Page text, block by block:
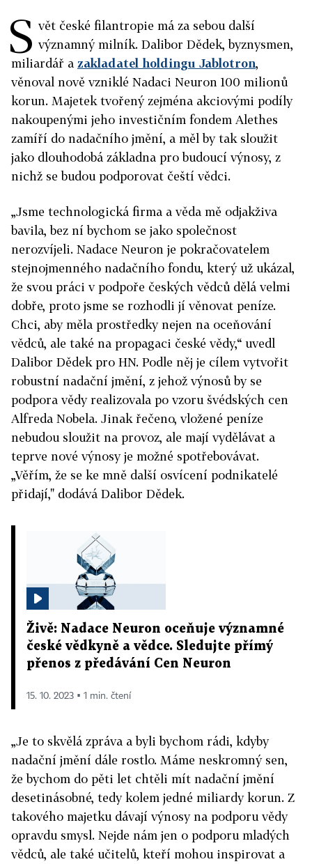
S vět české filantropie má za sebou další
významný milník. Dalibor Dědek, byznysmen,
miliardář a zakladatel holdingu Jablotron,
věnoval nově vzniklé Nadaci Neuron 100 milionů
korun. Majetek tvořený zejména akciovými podíly
nakoupenými jeho investičním fondem Alethes
zamíří do nadačního jmění, a měl by tak sloužit
jako dlouhodobá základna pro budoucí výnosy, z
nichž se budou podporovat čeští vědci.
„Jsme technologická firma a věda mě odjakživa
bavila, bez ní bychom se jako společnost
nerozvíjeli. Nadace Neuron je pokračovatelem
stejnojmenného nadačního fondu, který už ukázal,
že svou práci v podpoře českých vědců dělá velmi
dobře, proto jsme se rozhodli jí věnovat peníze.
Chci, aby měla prostředky nejen na oceňování
vědců, ale také na propagaci české vědy,“ uvedl
Dalibor Dědek pro HN. Podle něj je cílem vytvořit
robustní nadační jmění, z jehož výnosů by se
podpora vědy realizovala po vzoru švédských cen
Alfreda Nobela. Jinak řečeno, vložené peníze
nebudou sloužit na provoz, ale mají vydělávat a
teprve nové výnosy je možné spotřebovávat.
„Věřím, že se ke mně další osvícení podnikatelé
přidají," dodává Dalibor Dědek.
Živě: Nadace Neuron oceňuje významné
české vědkyně a vědce. Sledujte přímý
přenos z předávání Cen Neuron
15. 10. 2023 ▪ 1 min. čtení
„Je to skvělá zpráva a byli bychom rádi, kdyby
nadační jmění dále rostlo. Máme neskromný sen,
že bychom do pěti let chtěli mít nadační jmění
desetinásobné, tedy kolem jedné miliardy korun. Z
takového majetku dávají výnosy na podporu vědy
opravdu smysl. Nejde nám jen o podporu mladých
vědců, ale také učitelů, kteří mohou inspirovat a